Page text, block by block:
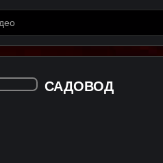
САДОВОД